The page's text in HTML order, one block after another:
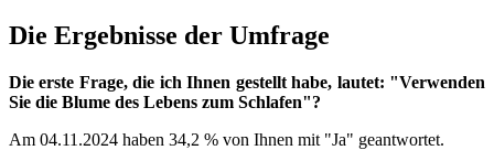
Die Ergebnisse der Umfrage
Die erste Frage, die ich Ihnen gestellt habe, lautet: "Verwenden
Sie die Blume des Lebens zum Schlafen"?
Am 04.11.2024 haben 34,2 % von Ihnen mit "Ja" geantwortet.